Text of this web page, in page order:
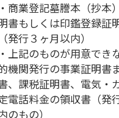
・商業登記墓謄本（抄本
書もしくは印鑑登録証
（発行３ヶ月以内）
・上記のものが用意でき
機関発行の事業証明書
、課税証明書、電気・
電話料金の領収書（発
のもの）